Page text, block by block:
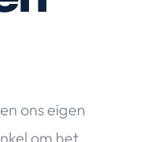
ons eigen
om het